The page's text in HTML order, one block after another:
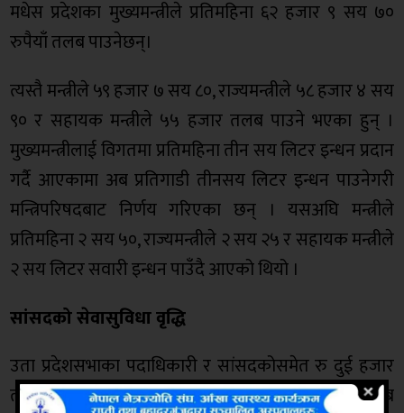
मधेस प्रदेशका मुख्यमन्त्रीले प्रतिमहिना ६२ हजार ९ सय ७०
रुपैयाँ तलब पाउनेछन्।
त्यस्तै मन्त्रीले ५९ हजार ७ सय ८०, राज्यमन्त्रीले ५८ हजार ४ सय
९० र सहायक मन्त्रीले ५५ हजार तलब पाउने भएका हुन् ।
मुख्यमन्त्रीलाई विगतमा प्रतिमहिना तीन सय लिटर इन्धन प्रदान
गर्दै आएकामा अब प्रतिगाडी तीनसय लिटर इन्धन पाउनेगरी
मन्त्रिपरिषदबाट निर्णय गरिएका छन् । यसअघि मन्त्रीले
प्रतिमहिना २ सय ५०, राज्यमन्त्रीले २ सय २५ र सहायक मन्त्रीले
२ सय लिटर सवारी इन्धन पाउँदै आएको थियो ।
सांसदको सेवासुविधा वृद्धि
उता प्रदेशसभाका पदाधिकारी र सांसदकोसमेत रु दुई हजार
तलब र सेवासुविधा वृद्धि भएको र प्रदेश सभामुखले अब